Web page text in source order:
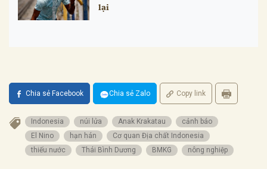
lại
Chia sẻ Facebook Chia sẻ Zalo Copy link
Indonesia núi lửa Anak Krakatau
cảnh báo
El Nino
hạn hán
Cơ quan Địa chất Indonesia
thiếu nước
Thái Bình Dương BMKG nông nghiệp